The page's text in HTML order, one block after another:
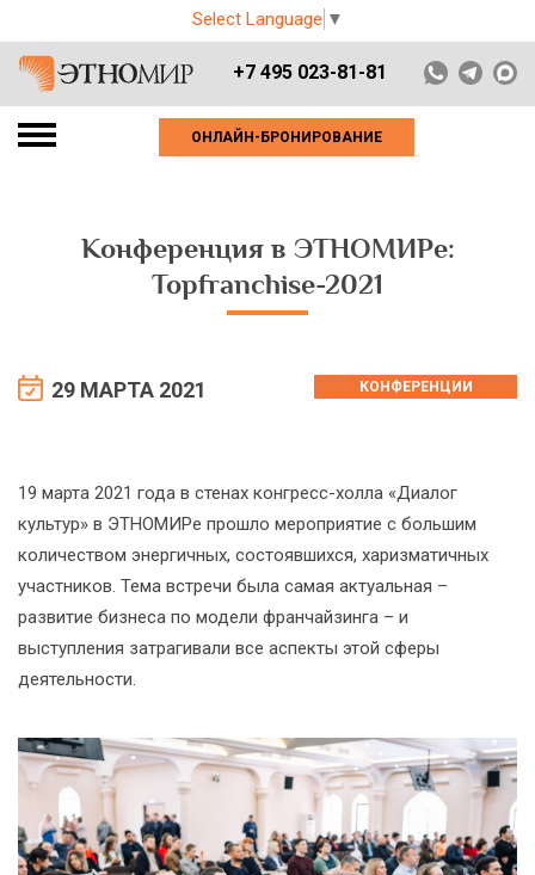
Select Language ▼
+7 495 023-81-81
ОНЛАЙН-БРОНИРОВАНИЕ
Конференция в ЭТНОМИРе:
Topfranchise-2021
29 МАРТА 2021 КОНФЕРЕНЦИИ
19 марта 2021 года в стенах конгресс-холла «Диалог
культур» в ЭТНОМИРе прошло мероприятие с большим
количеством энергичных, состоявшихся, харизматичных
участников. Тема встречи была самая актуальная –
развитие бизнеса по модели франчайзинга – и
выступления затрагивали все аспекты этой сферы
деятельности.